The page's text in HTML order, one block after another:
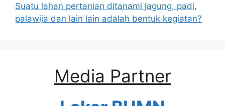
Suatu lahan pertanian ditanami jagung, padi,
palawija dan lain lain adalah bentuk kegiatan?
Media Partner